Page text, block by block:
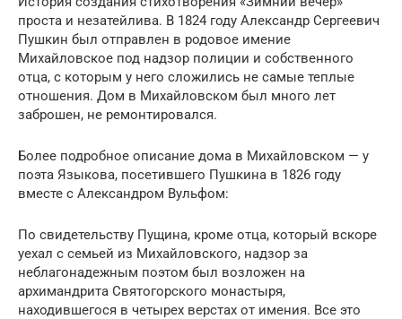
проста и незатейлива. В 1824 году Александр Сергеевич
Пушкин был отправлен в родовое имение
Михайловское под надзор полиции и собственного
отца, с которым у него сложились не самые теплые
отношения. Дом в Михайловском был много лет
заброшен, не ремонтировался.
Более подробное описание дома в Михайловском — у
поэта Языкова, посетившего Пушкина в 1826 году
вместе с Александром Вульфом:
По свидетельству Пущина, кроме отца, который вскоре
уехал с семьей из Михайловского, надзор за
неблагонадежным поэтом был возложен на
архимандрита Святогорского монастыря,
находившегося в четырех верстах от имения. Все это